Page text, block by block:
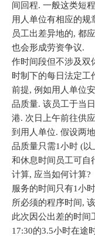
间回程. 一般这类短
用人单位有相应的规
员工出差异地的, 都
也会形成劳资争议.
作时间段但不涉及
时制下的每日法定工
前提, 例如用人单位
品质量. 该员工于当
港. 次日上午前往供
到用人单位. 假设两
品质量只需1小时 (
和休息时间员工可自
计算, 应当如何计
服务的时间只有1小
所必须的程序时间,
此次因公出差的时间
17:30的3.5小时在途